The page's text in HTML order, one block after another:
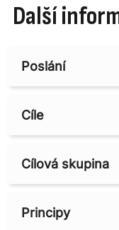
Další
Poslání
Cíle
Cílová skupina
Principy